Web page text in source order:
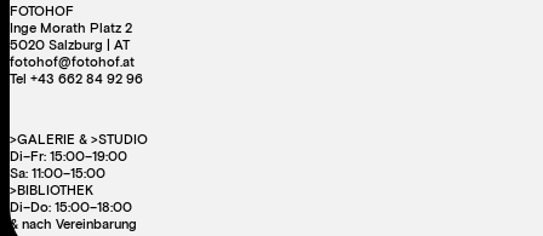
FOTOHOF
Inge Morath Platz 2
5020 Salzburg | AT
fotohof@fotohof.at
Tel +43 662 84 92 96
>GALERIE & >STUDIO
Di–Fr: 15:00–19:00
Sa: 11:00–15:00
>BIBLIOTHEK
Di–Do: 15:00–18:00
& nach Vereinbarung